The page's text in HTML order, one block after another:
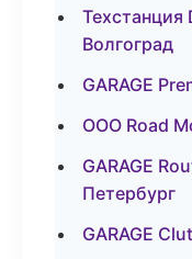
Волгоград
GARAGE
ООО Road
GARAGE
Петербург
GARAGE